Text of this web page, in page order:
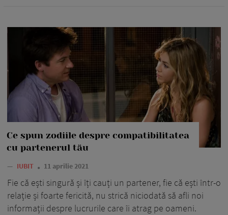
Ce spun zodiile despre compatibilitatea
cu partenerul tău
— IUBIT 11 aprilie 2021
Fie că ești singură și îți cauți un partener, fie că ești într-o
relație și foarte fericită, nu strică niciodată să afli noi
informații despre lucrurile care îi atrag pe oameni.